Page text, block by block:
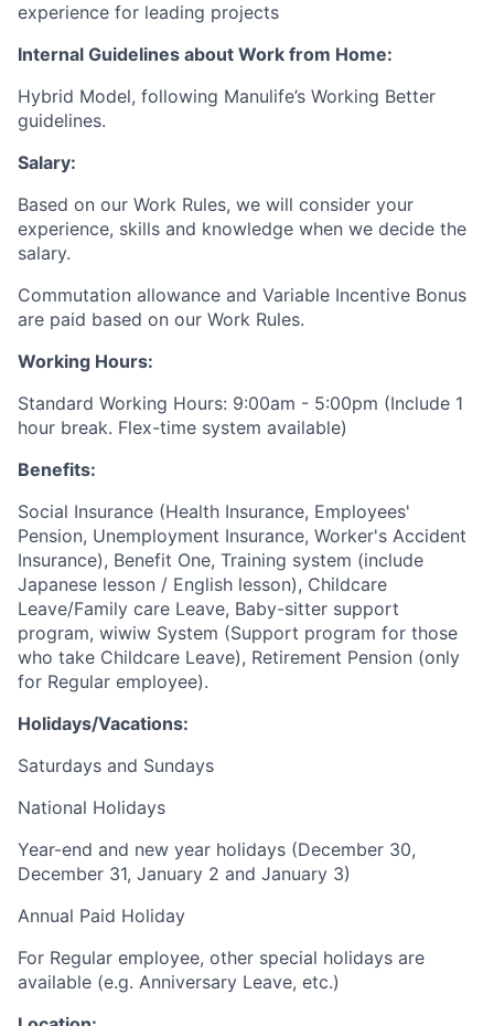
experience for leading projects
Internal Guidelines about Work from Home:
Hybrid Model, following Manulife’s Working Better
guidelines.
Salary:
Based on our Work Rules, we will consider your
experience, skills and knowledge when we decide the
salary.
Commutation allowance and Variable Incentive Bonus
are paid based on our Work Rules.
Working Hours:
Standard Working Hours: 9:00am - 5:00pm (Include 1
hour break. Flex-time system available)
Benefits:
Social Insurance (Health Insurance, Employees'
Pension, Unemployment Insurance, Worker's Accident
Insurance), Benefit One, Training system (include
Japanese lesson / English lesson), Childcare
Leave/Family care Leave, Baby-sitter support
program, wiwiw System (Support program for those
who take Childcare Leave), Retirement Pension (only
for Regular employee).
Holidays/Vacations:
Saturdays and Sundays
National Holidays
Year-end and new year holidays (December 30,
December 31, January 2 and January 3)
Annual Paid Holiday
For Regular employee, other special holidays are
available (e.g. Anniversary Leave, etc.)